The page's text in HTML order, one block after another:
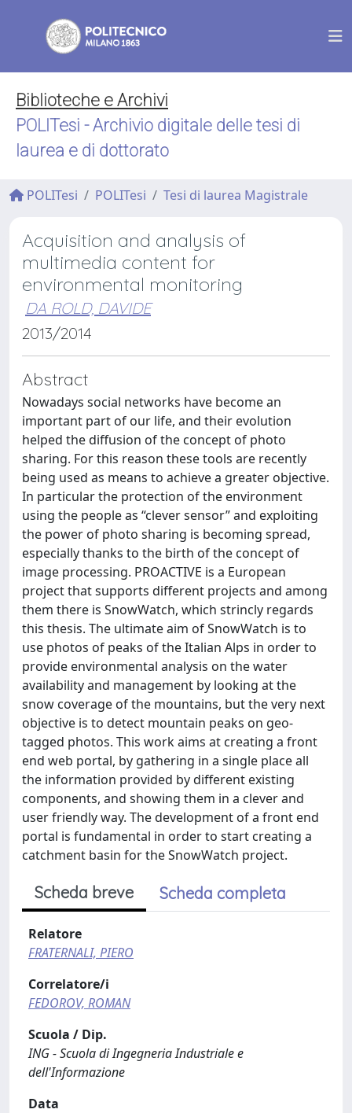
Biblioteche e Archivi
POLITesi - Archivio digitale delle tesi di
laurea e di dottorato
POLITesi POLITesi Tesi di laurea Magistrale
Acquisition and analysis of
multimedia content for
environmental monitoring
DA ROLD, DAVIDE
2013/2014
Abstract
Nowadays social networks have become an
important part of our life, and their evolution
helped the diffusion of the concept of photo
sharing. For this reason these tools are recently
being used as means to achieve a greater objective.
In particular the protection of the environment
using the people as “clever sensor” and exploiting
the power of photo sharing is becoming spread,
especially thanks to the birth of the concept of
image processing. PROACTIVE is a European
project that supports different projects and among
them there is SnowWatch, which strincly regards
this thesis. The ultimate aim of SnowWatch is to
use photos of peaks of the Italian Alps in order to
provide environmental analysis on the water
availability and management by looking at the
snow coverage of the mountains, but the very next
objective is to detect mountain peaks on geo-
tagged photos. This work aims at creating a front
end web portal, by gathering in a single place all
the information provided by different existing
components, and showing them in a clever and
user friendly way. The development of a front end
portal is fundamental in order to start creating a
catchment basin for the SnowWatch project.
Scheda breve Scheda completa
Relatore
FRATERNALI, PIERO
Correlatore/i
FEDOROV, ROMAN
Scuola / Dip.
ING - Scuola di Ingegneria Industriale e
dell'Informazione
Data